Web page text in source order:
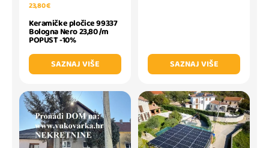
23,80 €
Keramičke pločice 99337
Bologna Nero 23,80 /m
POPUST -10%
SAZNAJ VIŠE
SAZNAJ VIŠE